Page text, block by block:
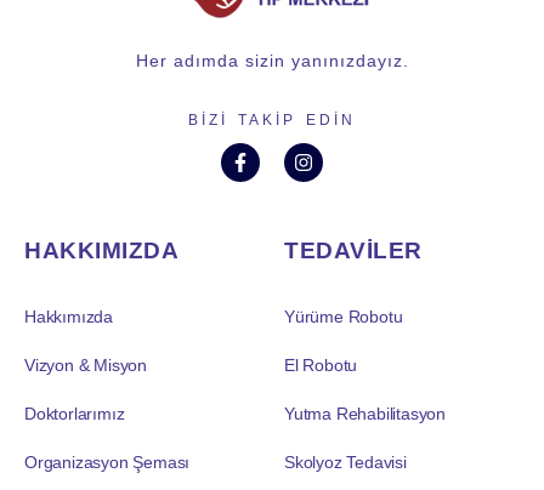
Her adımda sizin yanınızdayız.
BIZI TAKIP EDIN
HAKKIMIZDA
Hakkımızda
Vizyon & Misyon
Doktorlarımız
Organizasyon Şeması
TEDAVİLER
Yürüme Robotu
El Robotu
Yutma Rehabilitasyon
Skolyoz Tedavisi